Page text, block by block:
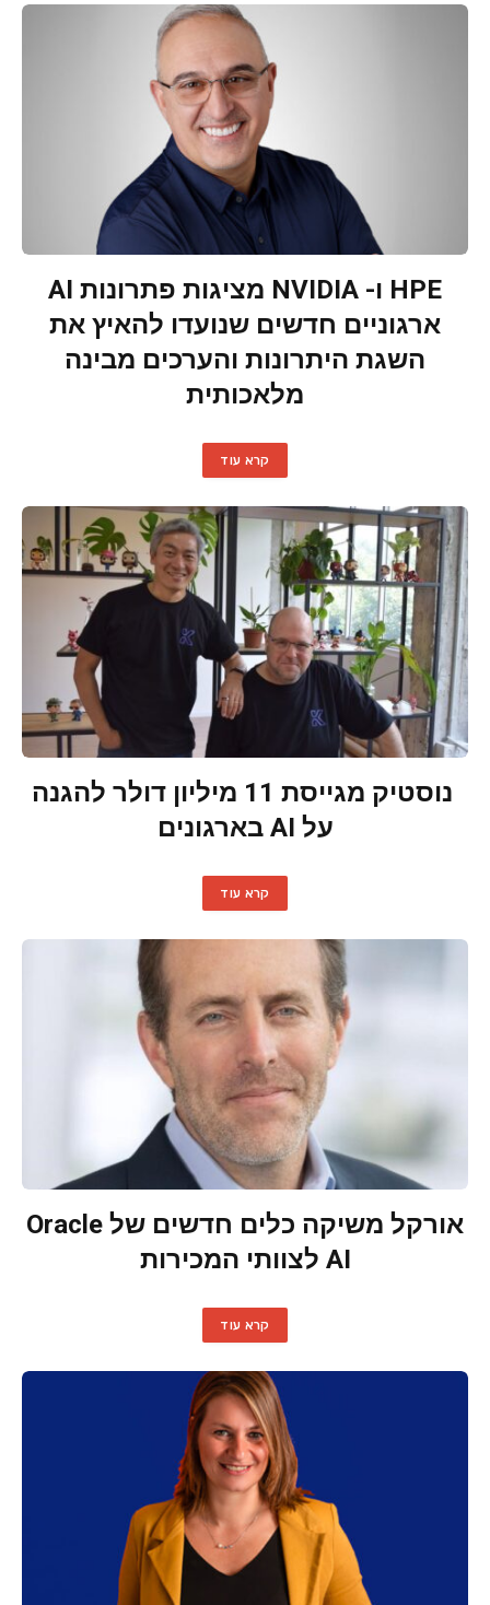
HPE ו- NVIDIA מציגות פתרונות AI
ארגוניים חדשים שנועדו להאיץ את
השגת היתרונות והערכים מבינה
מלאכותית
קרא עוד
נוסטיק מגייסת 11 מיליון דולר להגנה
על AI בארגונים
קרא עוד
אורקל משיקה כלים חדשים של Oracle
AI לצוותי המכירות
קרא עוד